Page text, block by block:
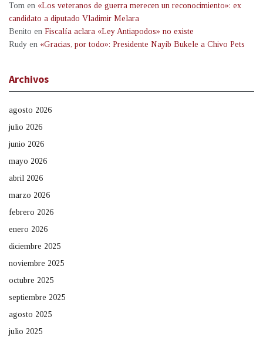
Tom en «Los veteranos de guerra merecen un reconocimiento»: ex
candidato a diputado Vladimir Melara
Benito en Fiscalía aclara «Ley Antiapodos» no existe
Rudy en «Gracias, por todo»: Presidente Nayib Bukele a Chivo Pets
Archivos
agosto 2026
julio 2026
junio 2026
mayo 2026
abril 2026
marzo 2026
febrero 2026
enero 2026
diciembre 2025
noviembre 2025
octubre 2025
septiembre 2025
agosto 2025
julio 2025